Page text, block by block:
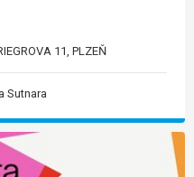
11, PLZEŇ
Sutnara